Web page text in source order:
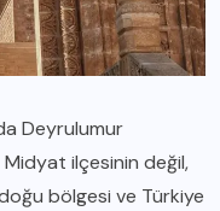
Deyrulumur
Midyat ilçesinin değil,
bölgesi ve Türkiye